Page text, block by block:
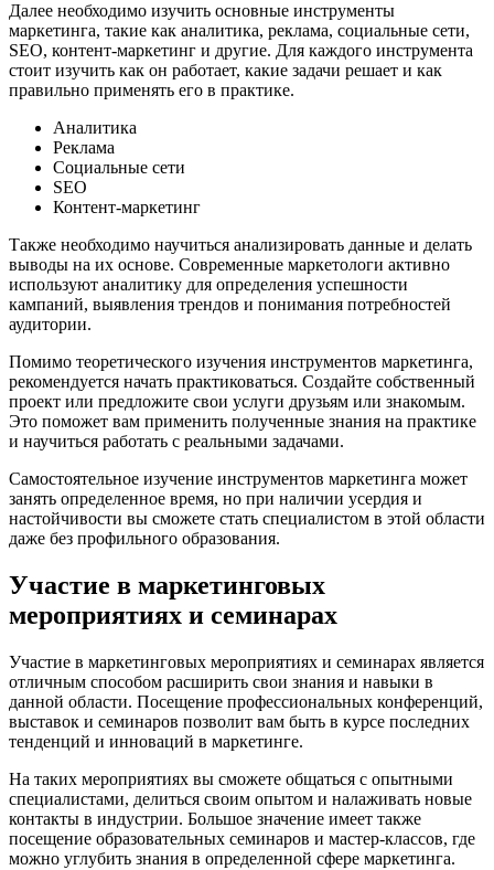
Далее необходимо изучить основные инструменты
маркетинга, такие как аналитика, реклама, социальные сети,
SEO, контент-маркетинг и другие. Для каждого инструмента
стоит изучить как он работает, какие задачи решает и как
правильно применять его в практике.
Аналитика
Реклама
Социальные сети
SEO
Контент-маркетинг
Также необходимо научиться анализировать данные и делать
выводы на их основе. Современные маркетологи активно
используют аналитику для определения успешности
кампаний, выявления трендов и понимания потребностей
аудитории.
Помимо теоретического изучения инструментов маркетинга,
рекомендуется начать практиковаться. Создайте собственный
проект или предложите свои услуги друзьям или знакомым.
Это поможет вам применить полученные знания на практике
и научиться работать с реальными задачами.
Самостоятельное изучение инструментов маркетинга может
занять определенное время, но при наличии усердия и
настойчивости вы сможете стать специалистом в этой области
даже без профильного образования.
Участие в маркетинговых
мероприятиях и семинарах
Участие в маркетинговых мероприятиях и семинарах является
отличным способом расширить свои знания и навыки в
данной области. Посещение профессиональных конференций,
выставок и семинаров позволит вам быть в курсе последних
тенденций и инноваций в маркетинге.
На таких мероприятиях вы сможете общаться с опытными
специалистами, делиться своим опытом и налаживать новые
контакты в индустрии. Большое значение имеет также
посещение образовательных семинаров и мастер-классов, где
можно углубить знания в определенной сфере маркетинга.